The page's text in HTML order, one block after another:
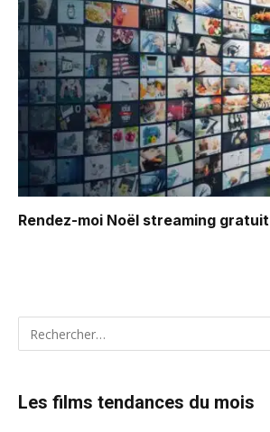
Rendez-moi Noël streaming gratuit
Les films tendances du mois